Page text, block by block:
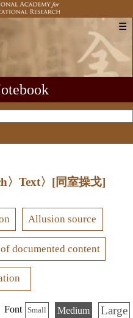
☰
〉Text〉 [同室操戈]
Allusion source
documented content
Font Small Medium Large